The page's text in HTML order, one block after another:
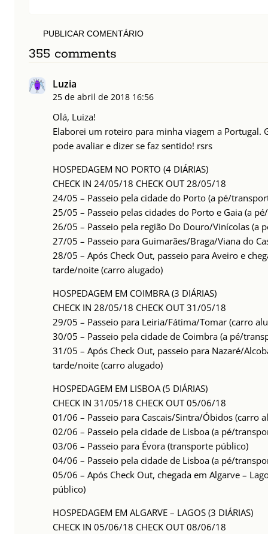
PUBLICAR COMENTÁRIO
355 comments
Luzia
25 de abril de 2018 16:56
Olá, Luiza!
Elaborei um roteiro para minha viagem a Portugal.
pode avaliar e dizer se faz sentido! rsrs
HOSPEDAGEM NO PORTO (4 DIÁRIAS)
CHECK IN 24/05/18 CHECK OUT 28/05/18
24/05 – Passeio pela cidade do Porto (a pé/
25/05 – Passeio pelas cidades do Porto e Gaia (a
26/05 – Passeio pela região Do Douro/Vinícolas (a
27/05 – Passeio para Guimarães/Braga/Viana do
28/05 – Após Check Out, passeio para Aveiro e
tarde/noite (carro alugado)
HOSPEDAGEM EM COIMBRA (3 DIÁRIAS)
CHECK IN 28/05/18 CHECK OUT 31/05/18
29/05 – Passeio para Leiria/Fátima/Tomar (carro
30/05 – Passeio pela cidade de Coimbra (a pé/
31/05 – Após Check Out, passeio para Nazaré/
tarde/noite (carro alugado)
HOSPEDAGEM EM LISBOA (5 DIÁRIAS)
CHECK IN 31/05/18 CHECK OUT 05/06/18
01/06 – Passeio para Cascais/Sintra/Óbidos (carro
02/06 – Passeio pela cidade de Lisboa (a pé/
03/06 – Passeio para Évora (transporte público)
04/06 – Passeio pela cidade de Lisboa (a pé/
05/06 – Após Check Out, chegada em Algarve –
público)
HOSPEDAGEM EM ALGARVE – LAGOS (3 DIÁRIAS)
CHECK IN 05/06/18 CHECK OUT 08/06/18